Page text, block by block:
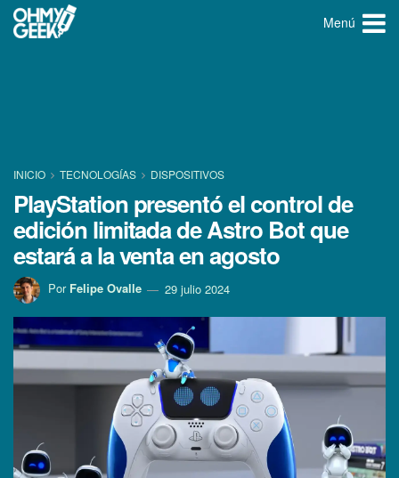
Menú
INICIO TECNOLOGÍ­AS DISPOSITIVOS
PlayStation presentó el control de
edición limitada de Astro Bot que
estará a la venta en agosto
Por Felipe Ovalle 29 julio 2024